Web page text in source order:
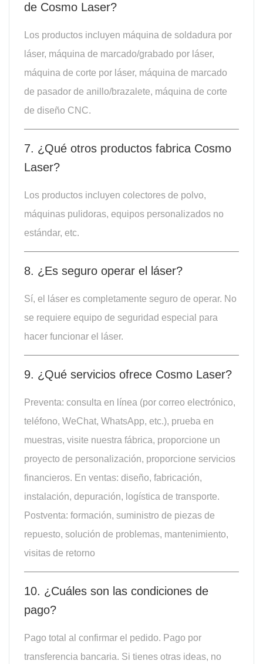
de Cosmo Laser?
Los productos incluyen máquina de soldadura por
láser, máquina de marcado/grabado por láser,
máquina de corte por láser, máquina de marcado
de pasador de anillo/brazalete, máquina de corte
de diseño CNC.
7. ¿Qué otros productos fabrica Cosmo
Laser?
Los productos incluyen colectores de polvo,
máquinas pulidoras, equipos personalizados no
estándar, etc.
8. ¿Es seguro operar el láser?
Sí, el láser es completamente seguro de operar. No
se requiere equipo de seguridad especial para
hacer funcionar el láser.
9. ¿Qué servicios ofrece Cosmo Laser?
Preventa: consulta en línea (por correo electrónico,
teléfono, WeChat, WhatsApp, etc.), prueba en
muestras, visite nuestra fábrica, proporcione un
proyecto de personalización, proporcione servicios
financieros. En ventas: diseño, fabricación,
instalación, depuración, logística de transporte.
Postventa: formación, suministro de piezas de
repuesto, solución de problemas, mantenimiento,
visitas de retorno
10. ¿Cuáles son las condiciones de
pago?
Pago total al confirmar el pedido. Pago por
transferencia bancaria. Si tienes otras ideas, no